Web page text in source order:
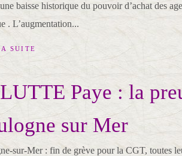
baisse historique du pouvoir d’achat des
. L’augmentation...
SUITE
Paye : la
sur Mer
sur-Mer : fin de grève pour la CGT, toutes